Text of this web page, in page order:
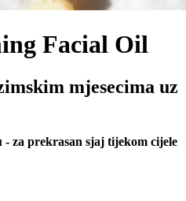
Facial Oil
mjesecima uz
za prekrasan sjaj tijekom cijele